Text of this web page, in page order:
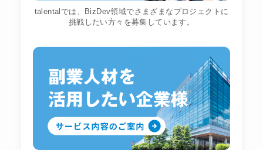
talentalでは、BizDev領域でさまざまなプロジェクトに
挑戦したい方々を募集しています。